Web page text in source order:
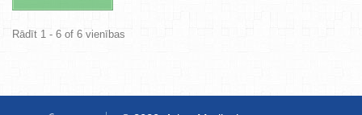
Rādīt 1 - 6 of 6 vienības